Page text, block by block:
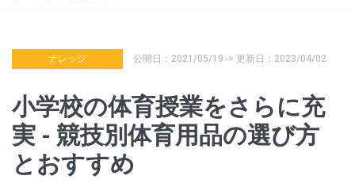
ナレッジ 公開日：2021/05/19 -> 更新日：2023/04/02
小学校の体育授業をさらに充
実 - 競技別体育用品の選び方
とおすすめ